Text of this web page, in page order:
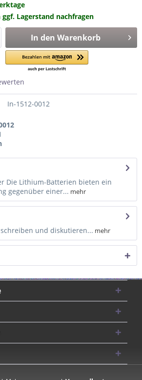
Lagerstand nachfragen
In den Warenkorb
In-1512-0012
Die Lithium-Batterien bieten ein
gegenüber einer... mehr
und diskutieren... mehr